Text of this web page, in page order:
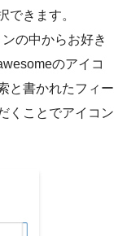
できます。
の中からお好き
のアイコ
と書かれたフィー
くことでアイコン